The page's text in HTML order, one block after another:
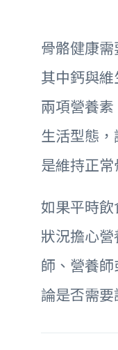
骨骼健康需
其中鈣與
兩項營養
生活型態，
是維持正常
如果平時
狀況擔心
師、營養
論是否需要